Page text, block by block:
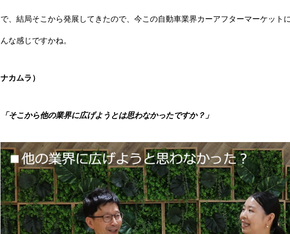
で、結局そこから発展してきたので、今この自動車業界カーアフターマーケット
んな感じですかね。
ナカムラ）
「そこから他の業界に広げようとは思わなかったですか？」